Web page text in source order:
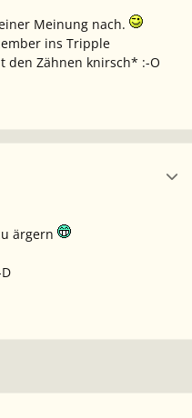
Meinung nach.
ins Tripple
den Zähnen knirsch* :-O
ärgern